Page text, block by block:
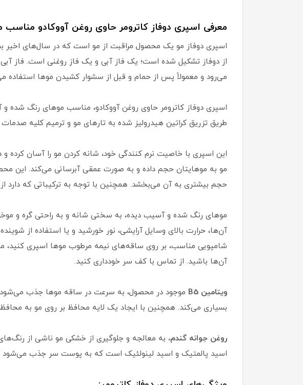
معرفی اسپری دوفاز کاترومر حاوی روغن آووکادو
اسپری دوفاز مو یک محصول مراقبت از مو است که در سال‌های
از دوفاز تشکیل شده است؛ یک فاز آبی و یک فاز روغنی است. فاز
می‌رود و معمولاً پس از حمام و قبل از سشوار کشیدن موها استفاده
اسپری دوفاز کاترومر حاوی روغن آووکادو، مناسب موهای رنگ
طریق تزریق کراتین هیدرولیز شده به تارهای مو و ترمیم کلیه صدمات
این اسپری با خاصیت نرم کنندگی خود، شانه کردن مو را آسان کرده
حجم بیشتری به آن می‌بخشد. همچنین با توجه به ترکیباتی که
موهای رنگ شده و آسیب دیده، به سختی شانه و به راحتی گره و
آن‌ها، حرارت بالای وسایل آرایشی، نور خورشید و یا استفاده از
شامپویی مناسب، بر روی ساقه‌های نیمه مرطوب موها اسپری
آن‌ها باشید. از تماس با کف سر خودداری کنید.
ویتامین B5
موجود در محصول، به سرعت در ساقه موها جذب می‌شود
بسیاری می‌کند. همچنین با ایجاد یک لایه محافظ بر روی مو به
روغن جوانه گندم، به معالجه و جلوگیری از خشکی مو ناشی از
اسید پالمتیک و اسید لینولئیک است که به پوست سر جذب